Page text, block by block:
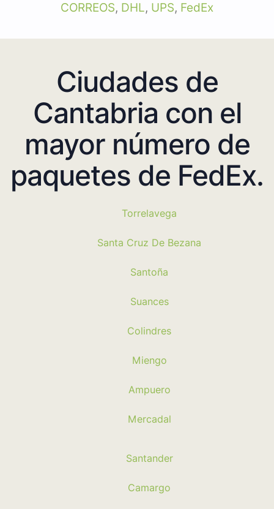
CORREOS, DHL, UPS, FedEx
Ciudades de
Cantabria con el
mayor número de
paquetes de FedEx.
Torrelavega
Santa Cruz De Bezana
Santoña
Suances
Colindres
Miengo
Ampuero
Mercadal
Santander
Camargo